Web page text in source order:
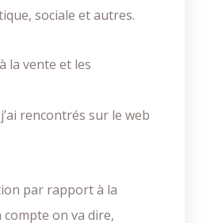
sociale et autres.
la vente et les
rencontrés sur le web
par rapport à la
on va dire,